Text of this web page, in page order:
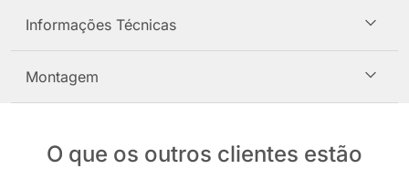
Informações Técnicas
Montagem
O que os outros clientes estão